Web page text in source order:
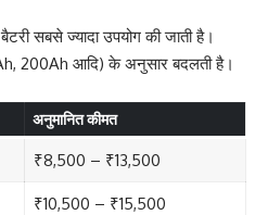
सबसे ज्यादा उपयोग की जाती है।
200Ah आदि) के अनुसार बदलती है।
अनुमानित कीमत
₹8,500 – ₹13,500
₹10,500 – ₹15,500